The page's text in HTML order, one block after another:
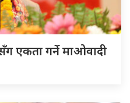
एकता गर्ने माओवादी